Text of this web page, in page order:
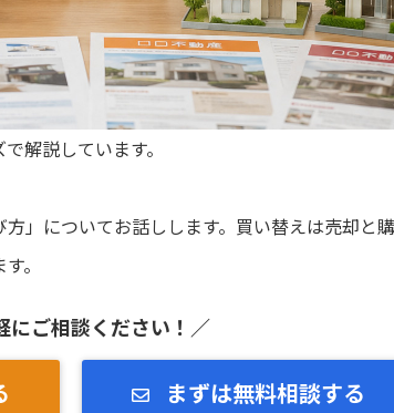
解説しています。
」についてお話しします。買い替えは売却と
。
にご相談ください！／
まずは無料相談する